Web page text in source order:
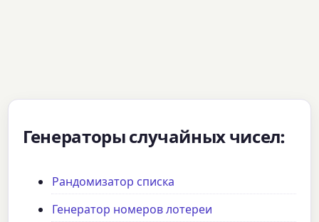
Генераторы случайных чисел:
Рандомизатор списка
Генератор номеров лотереи